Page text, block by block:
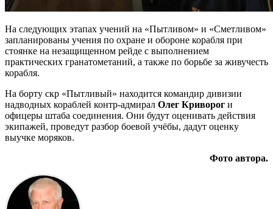
На следующих этапах учений на «Пытливом» и «Сметливом»
запланированы учения по охране и обороне корабля при
стоянке на незащищенном рейде с выполнением
практических гранатометаний, а также по борьбе за живучесть
корабля.
На борту скр «Пытливый» находится командир дивизии
надводных кораблей контр-адмирал Олег Криворог и
офицеры штаба соединения. Они будут оценивать действия
экипажей, проведут разбор боевой учёбы, дадут оценку
выучке моряков.
Фото автора.